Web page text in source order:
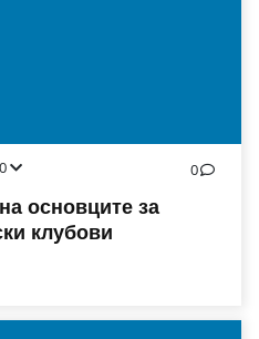
0 0
основците за
клубови